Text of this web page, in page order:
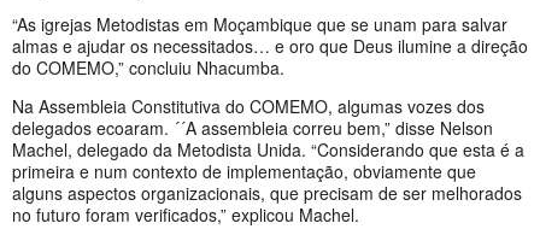
“As igrejas Metodistas em Moçambique que se unam para salvar
almas e ajudar os necessitados… e oro que Deus ilumine a direção
do COMEMO,” concluiu Nhacumba.
Na Assembleia Constitutiva do COMEMO, algumas vozes dos
delegados ecoaram. ´´A assembleia correu bem,” disse Nelson
Machel, delegado da Metodista Unida. “Considerando que esta é a
primeira e num contexto de implementação, obviamente que
alguns aspectos organizacionais, que precisam de ser melhorados
no futuro foram verificados,” explicou Machel.